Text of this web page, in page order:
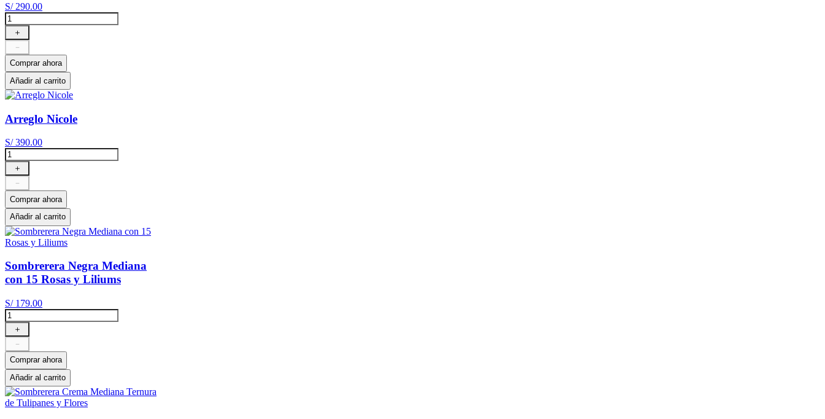
S/ 290.00
＋
－
Comprar ahora
Añadir al carrito
Arreglo Nicole
S/ 390.00
＋
－
Comprar ahora
Añadir al carrito
Sombrerera Negra Mediana
con 15 Rosas y Liliums
S/ 179.00
＋
－
Comprar ahora
Añadir al carrito